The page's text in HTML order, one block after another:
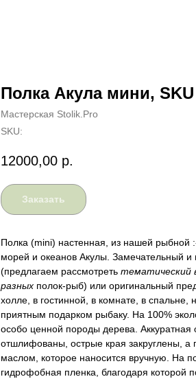
Полка Акула мини, SKU
Мастерская Stolik.Pro
SKU:
12000,00 р.
Заказать
Полка (mini) настенная, из нашей рыбной
морей и океанов Акулы. Замечательный и
(предлагаем рассмотреть тематический
разных полок-рыб) или оригинальный
холле, в гостинной, в комнате, в
приятным подарком рыбаку. На 100%
особо ценной породы дерева. Аккуратная
отшлифованы, острые края закруглены, а
маслом, которое наносится вручную. На
гидрофобная пленка, благодаря которой